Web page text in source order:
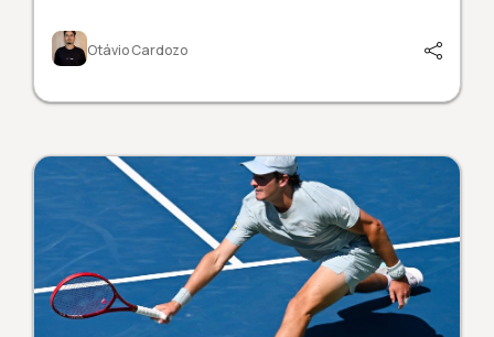
Otávio Cardozo